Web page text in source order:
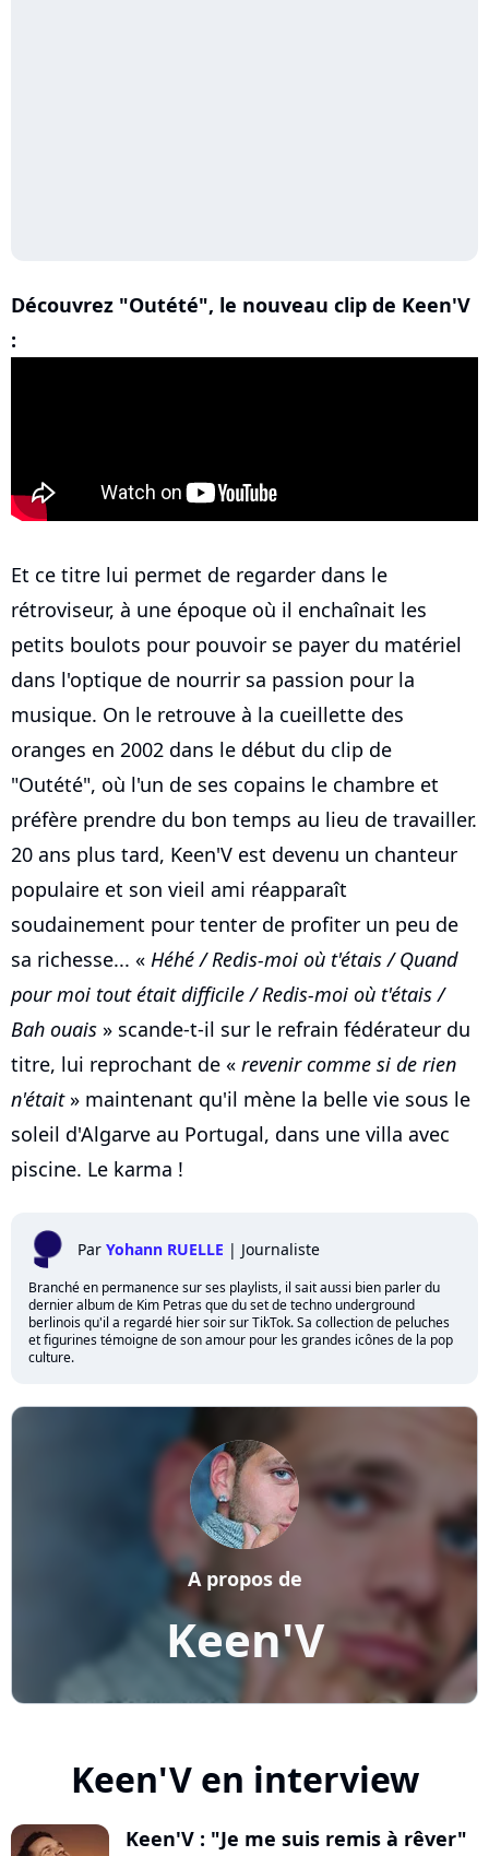
Découvrez "Outété", le nouveau clip de Keen'V
:
Et ce titre lui permet de regarder dans le
rétroviseur, à une époque où il enchaînait les
petits boulots pour pouvoir se payer du matériel
dans l'optique de nourrir sa passion pour la
musique. On le retrouve à la cueillette des
oranges en 2002 dans le début du clip de
"Outété", où l'un de ses copains le chambre et
préfère prendre du bon temps au lieu de travailler.
20 ans plus tard, Keen'V est devenu un chanteur
populaire et son vieil ami réapparaît
soudainement pour tenter de profiter un peu de
sa richesse... « Héhé / Redis-moi où t'étais / Quand
pour moi tout était difficile / Redis-moi où t'étais /
Bah ouais » scande-t-il sur le refrain fédérateur du
titre, lui reprochant de « revenir comme si de rien
n'était» maintenant qu'il mène la belle vie sous le
soleil d'Algarve au Portugal, dans une villa avec
piscine. Le karma !
Par Yohann RUELLE | Journaliste
Branché en permanence sur ses playlists, il sait aussi bien parler du
dernier album de Kim Petras que du set de techno underground
berlinois qu'il a regardé hier soir sur TikTok. Sa collection de peluches
et figurines témoigne de son amour pour les grandes icônes de la pop
culture.
Keen'V
A propos de
Keen'V en interview
Keen'V : "Je me suis remis à rêver"